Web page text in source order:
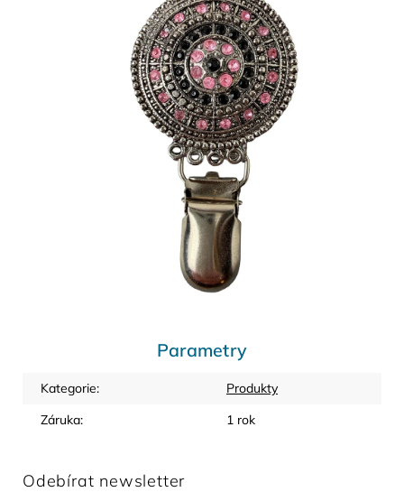
Parametry
Kategorie:
Produkty
Záruka: 1 rok
Odebírat newsletter